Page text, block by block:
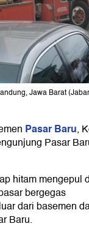
Jawa Barat
Pasar Baru,
Pasar
hitam mengepul
bergegas
dari basemen
Baru.